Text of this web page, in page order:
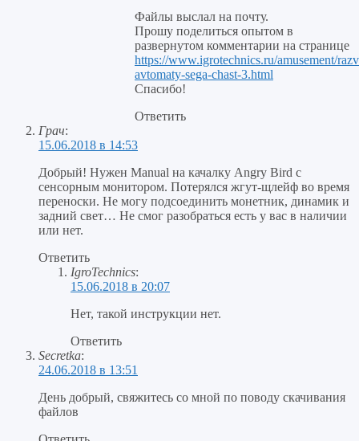
Файлы выслал на почту.
Прошу поделиться опытом в
развернутом комментарии на странице
https://www.igrotechnics.ru/amusement/
avtomaty-sega-chast-3.html
Спасибо!
Ответить
Грач:
15.06.2018 в 14:53
Добрый! Нужен Manual на качалку Angry Bird с
сенсорным монитором. Потерялся жгут-щлейф во время
переноски. Не могу подсоединить монетник, динамик и
задний свет… Не смог разобраться есть у вас в наличии
или нет.
Ответить
IgroTechnics:
15.06.2018 в 20:07
Нет, такой инструкции нет.
Ответить
Secretka:
24.06.2018 в 13:51
День добрый, свяжитесь со мной по поводу скачивания
файлов